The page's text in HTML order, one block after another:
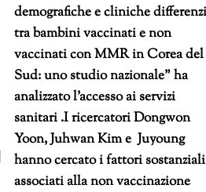
demografiche e cliniche
tra bambini vaccinati e non
vaccinati con MMR in Corea del
Sud: uno studio nazionale” ha
analizzato l’accesso ai servizi
sanitari .I ricercatori Dongwon
Yoon, Juhwan Kim e Juyoung
hanno cercato i fattori sostanziali
associati alla non vaccinazione